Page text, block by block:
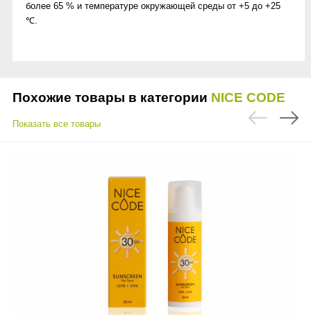
более 65 % и температуре окружающей среды от +5 до +25
℃.
Похожие товары в категории NICE CODE
Показать все товары